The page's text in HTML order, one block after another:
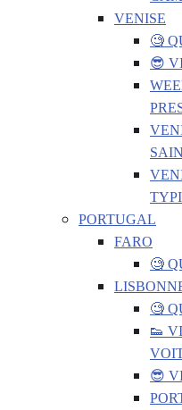
VENISE
🧐
😎
PORTUGAL
FARO
🧐
🧐
👟
😎